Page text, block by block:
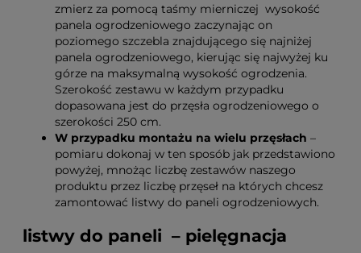
zmierz za pomocą taśmy mierniczej wysokość
panela ogrodzeniowego zaczynając on
poziomego szczebla znajdującego się najniżej
panela ogrodzeniowego, kierując się najwyżej ku
górze na maksymalną wysokość ogrodzenia.
Szerokość zestawu w każdym przypadku
dopasowana jest do przęsła ogrodzeniowego o
szerokości 250 cm.
W przypadku montażu na wielu przęsłach –
pomiaru dokonaj w ten sposób jak przedstawiono
powyżej, mnożąc liczbę zestawów naszego
produktu przez liczbę przęseł na których chcesz
zamontować listwy do paneli ogrodzeniowych.
listwy do paneli – pielęgnacja